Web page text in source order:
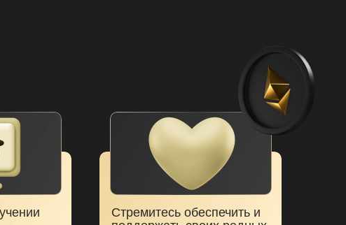
Стремитесь обеспечить и